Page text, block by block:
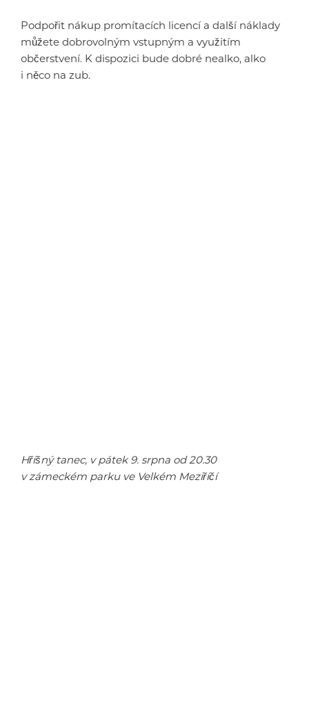
Podpořit nákup promítacích licencí a další náklady
můžete dobrovolným vstupným a využitím
občerstvení. K dispozici bude dobré nealko, alko
i něco na zub.
Hříšný tanec, v pátek 9. srpna od 20.30
v zámeckém parku ve Velkém Meziříčí